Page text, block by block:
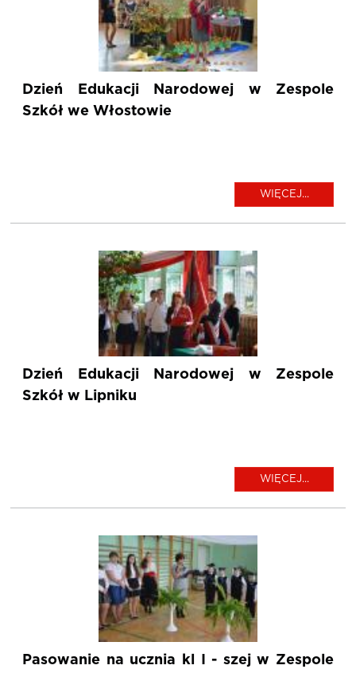
Dzień Edukacji Narodowej w Zespole
Szkół we Włostowie
WIĘCEJ...
Dzień Edukacji Narodowej w Zespole
Szkół w Lipniku
WIĘCEJ...
Pasowanie na ucznia kl I - szej w Zespole